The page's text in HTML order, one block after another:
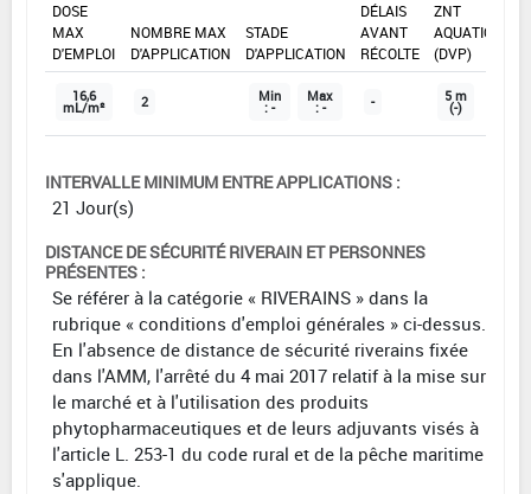
DOSE
MAX
D'EMPLOI
NOMBRE MAX
D'APPLICATION
STADE
D'APPLICATION
DÉLAIS
AVANT
RÉCOLTE
ZNT
AQUATIQUE
(DVP)
16,6
mL/m² 2 Min
: -
Max
: - - 5 m
(-)
INTERVALLE MINIMUM ENTRE APPLICATIONS :
21 Jour(s)
DISTANCE DE SÉCURITÉ RIVERAIN ET PERSONNES
PRÉSENTES :
Se référer à la catégorie « RIVERAINS » dans la
rubrique « conditions d'emploi générales » ci-dessus.
En l'absence de distance de sécurité riverains fixée
dans l'AMM, l'arrêté du 4 mai 2017 relatif à la mise sur
le marché et à l'utilisation des produits
phytopharmaceutiques et de leurs adjuvants visés à
l'article L. 253-1 du code rural et de la pêche maritime
s'applique.